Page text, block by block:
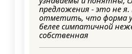
предложения - это не
отметить, что форма у
белее симпатичной
собственная